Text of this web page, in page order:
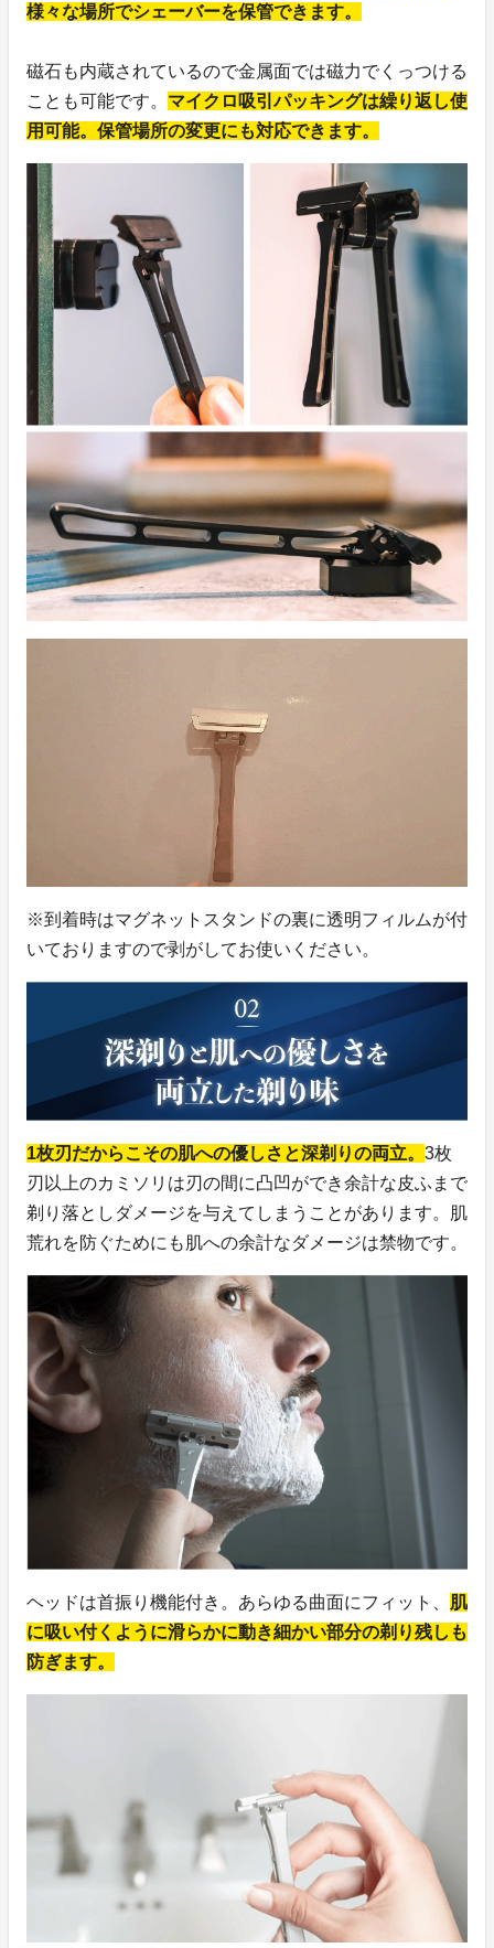
様々な場所でシェーバーを保管できます。
磁石も内蔵されているので金属面では磁力でくっつける
ことも可能です。 マイクロ吸引パッキングは繰り返し使
用可能。保管場所の変更にも対応できます。
※到着時はマグネットスタンドの裏に透明フィルムが付
いておりますので剥がしてお使いください。
1枚刃だからこその肌への優しさと深剃りの両立。 3枚
刃以上のカミソリは刃の間に凸凹ができ余計な皮ふまで
剃り落としダメージを与えてしまうことがあります。肌
荒れを防ぐためにも肌への余計なダメージは禁物です。
ヘッドは首振り機能付き。あらゆる曲面にフィット、 肌
に吸い付くように滑らかに動き細かい部分の剃り残しも
防ぎます。